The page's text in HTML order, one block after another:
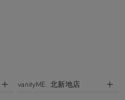
vanityME. 北新地店